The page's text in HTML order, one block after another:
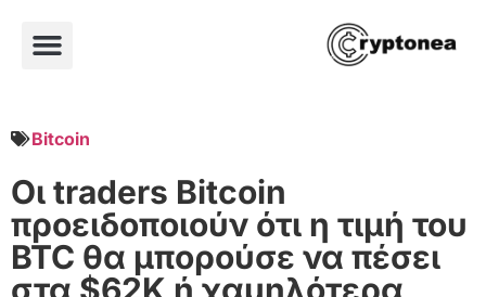
Bitcoin
Οι traders Bitcoin
προειδοποιούν ότι η τιμή του
BTC θα μπορούσε να πέσει
στα $62K ή χαμηλότερα